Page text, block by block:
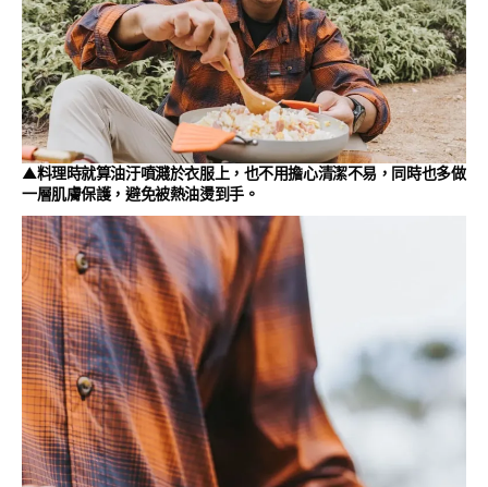
▲料理時就算油汙噴濺於衣服上，也不用擔心清潔不易，同時也多做
一層肌膚保護，避免被熱油燙到手。